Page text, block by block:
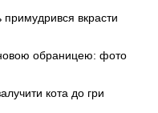
примудрився вкрасти
новою обраницею: фото
кота до гри